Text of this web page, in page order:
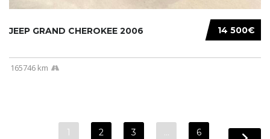
14 500€
JEEP GRAND CHEROKEE 2006
165746 km
1 2 3 … 6